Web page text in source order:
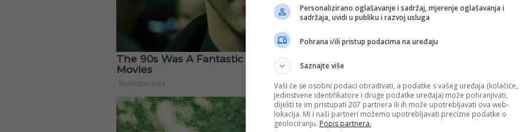
Personalizirano oglašavanje i sadržaj, mjerenje oglašavanja i
sadržaja, uvidi u publiku i razvoj usluga
Pohrana i/ili pristup podacima na uređaju
Saznajte više
Vaši će se osobni podaci obrađivati, a podatke s vašeg uređaja (kolačiće,
jedinstvene identifikatore i druge podatke uređaja) može pohranjivati,
dijeliti te im pristupati 207 partnera ili ih može upotrebljavati ova web-
lokacija. Mi i naši partneri možemo upotrebljavati precizne podatke o
geolociranju. Popis partnera.